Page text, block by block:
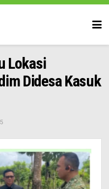
Lokasi
Didesa Kasuk